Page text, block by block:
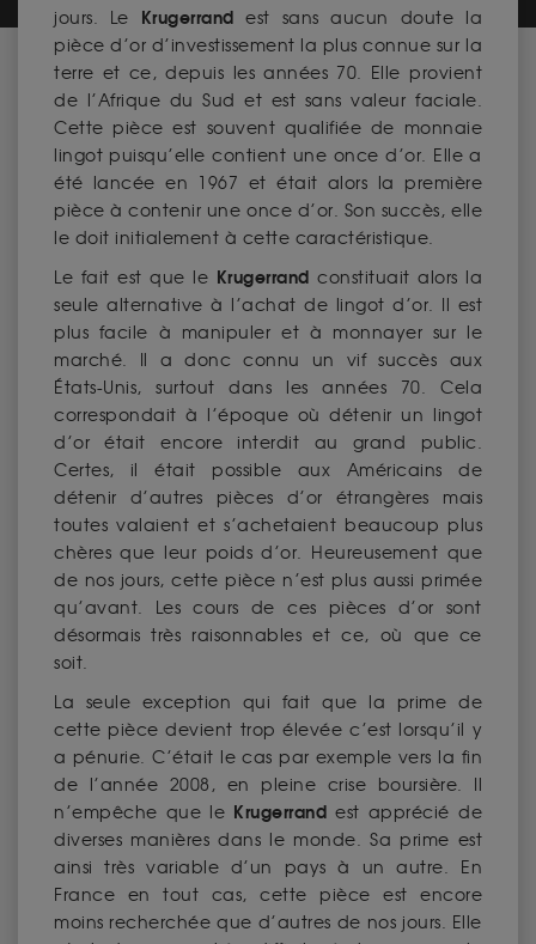
jours. Le
Krugerrand
est sans aucun doute la
pièce d’or d’investissement la plus connue sur la
terre et ce, depuis les années 70. Elle provient
de l’Afrique du Sud et est sans valeur faciale.
Cette pièce est souvent qualifiée de monnaie
lingot puisqu’elle contient une once d’or. Elle a
été lancée en 1967 et était alors la première
pièce à contenir une once d’or. Son succès, elle
le doit initialement à cette caractéristique.
Le fait est que le Krugerrand constituait alors la
seule alternative à l’achat de lingot d’or. Il est
plus facile à manipuler et à monnayer sur le
marché. Il a donc connu un vif succès aux
États-Unis, surtout dans les années 70. Cela
correspondait à l’époque où détenir un lingot
d’or était encore interdit au grand public.
Certes, il était possible aux Américains de
détenir d’autres pièces d’or étrangères mais
toutes valaient et s’achetaient beaucoup plus
chères que leur poids d’or. Heureusement que
de nos jours, cette pièce n’est plus aussi primée
qu’avant. Les cours de ces pièces d’or sont
désormais très raisonnables et ce, où que ce
soit.
La seule exception qui fait que la prime de
cette pièce devient trop élevée c’est lorsqu’il y
a pénurie. C’était le cas par exemple vers la fin
de l’année 2008, en pleine crise boursière. Il
n’empêche que le Krugerrand est apprécié de
diverses manières dans le monde. Sa prime est
ainsi très variable d’un pays à un autre. En
France en tout cas, cette pièce est encore
moins recherchée que d’autres de nos jours. Elle